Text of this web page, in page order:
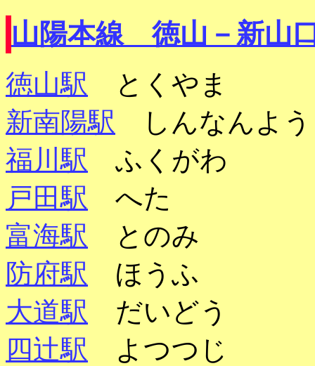
山陽本線 徳山－新山
徳山駅 とくやま
新南陽駅 しんなんよう
福川駅 ふくがわ
戸田駅 へた
富海駅 とのみ
防府駅 ほうふ
大道駅 だいどう
四辻駅 よつつじ